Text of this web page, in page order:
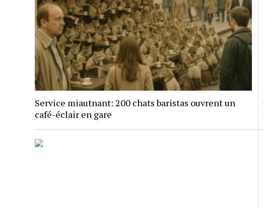
Service miautnant: 200 chats baristas ouvrent un
café-éclair en gare